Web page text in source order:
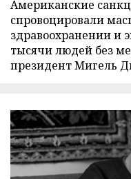
Американские
спровоцировали
здравоохранении и
тысячи людей без
президент Мигель